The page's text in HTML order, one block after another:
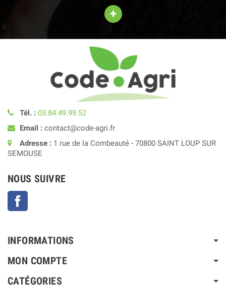
+
Tél. : 03.84.49.99.52
Email : contact@code-agri.fr
Adresse : 1 rue de la Combeauté - 70800 SAINT LOUP SUR
SEMOUSE
NOUS SUIVRE
INFORMATIONS
MON COMPTE
CATÉGORIES